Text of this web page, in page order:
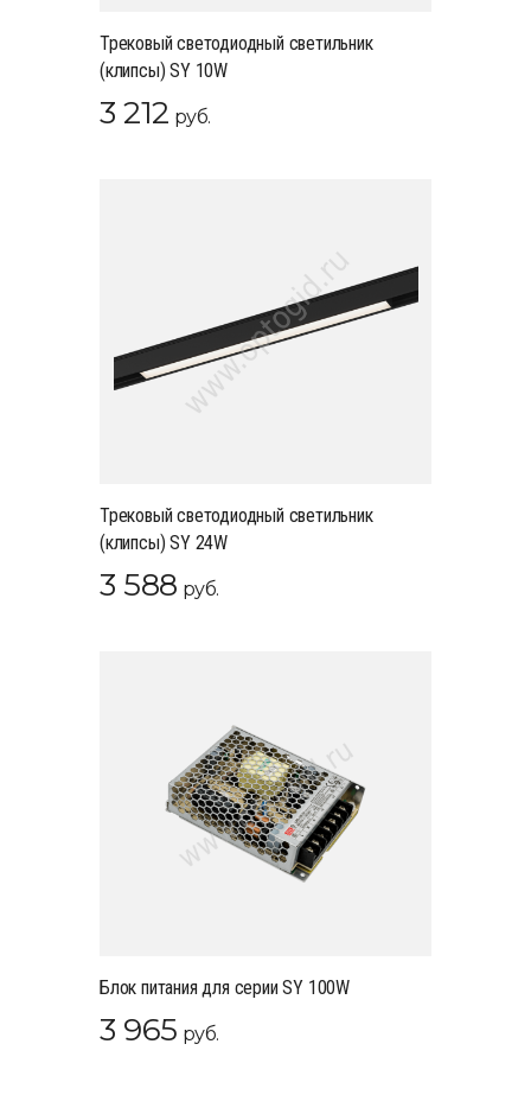
Трековый светодиодный светильник
(клипсы) SY 10W
3 212 руб.
Трековый светодиодный светильник
(клипсы) SY 24W
3 588 руб.
Блок питания для серии SY 100W
3 965 руб.